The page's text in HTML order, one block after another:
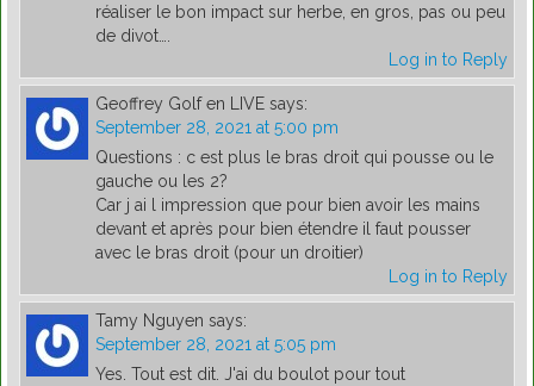
réaliser le bon impact sur herbe, en gros, pas ou peu
de divot….
Log in to Reply
Geoffrey Golf en LIVE says:
September 28, 2021 at 5:00 pm
Questions : c est plus le bras droit qui pousse ou le
gauche ou les 2?
Car j ai l impression que pour bien avoir les mains
devant et après pour bien étendre il faut pousser
avec le bras droit (pour un droitier)
Log in to Reply
Tamy Nguyen says:
September 28, 2021 at 5:05 pm
Yes. Tout est dit. J'ai du boulot pour tout